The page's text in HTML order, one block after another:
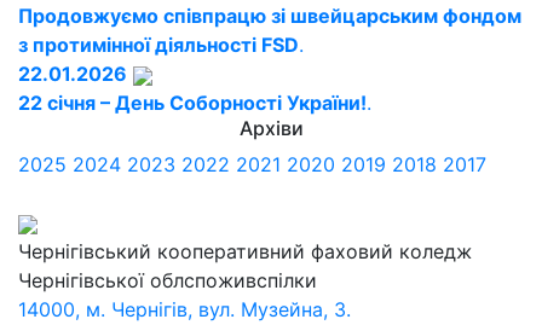
Продовжуємо співпрацю зі швейцарським фондом
з протимінної діяльності FSD.
22.01.2026
22 січня – День Соборності України!.
Архіви
2025 2024 2023 2022 2021 2020 2019 2018 2017
Чернігівський кооперативний фаховий коледж
Чернігівської облспоживспілки
14000, м. Чернігів, вул. Музейна, 3.